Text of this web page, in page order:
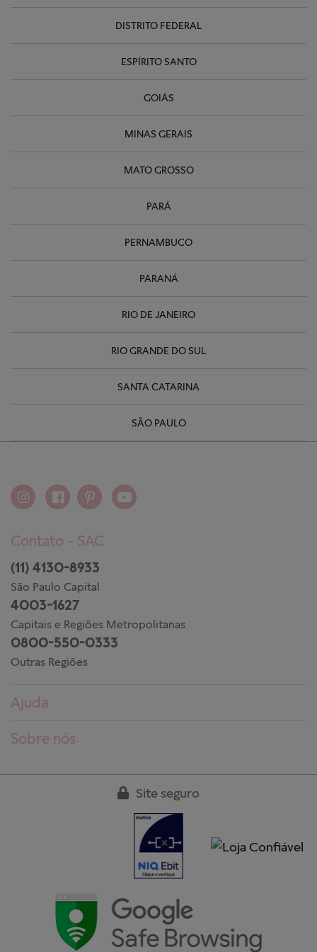
DISTRITO FEDERAL
ESPÍRITO SANTO
GOIÁS
MINAS GERAIS
MATO GROSSO
PARÁ
PERNAMBUCO
PARANÁ
RIO DE JANEIRO
RIO GRANDE DO SUL
SANTA CATARINA
SÃO PAULO
Ajuda
Entregas
Sobre nós
Contato - SAC
(11) 4130-8933
São Paulo Capital
4003-1627
Capitais e Regiões Metropolitanas
0800-550-0333
Outras Regiões
Site seguro